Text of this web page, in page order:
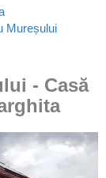
Mureșului
- Casă